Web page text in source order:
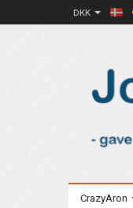
DKK
CrazyAron